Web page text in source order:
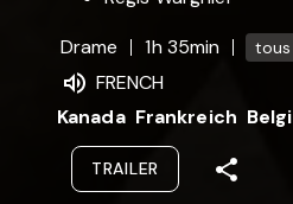
Drame
1h 35min
FRENCH
Kanada Frankreich
TRAILER